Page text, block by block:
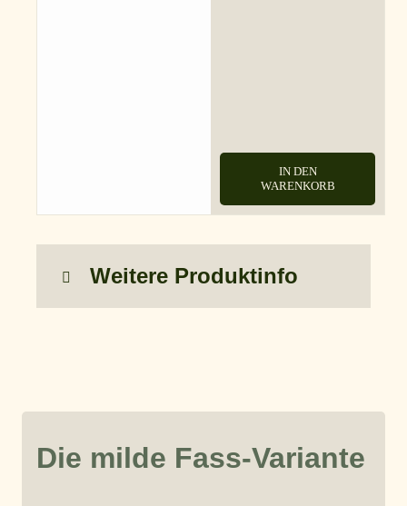
IN DEN
WARENKORB
Weitere Produktinfo
Die milde Fass-Variante